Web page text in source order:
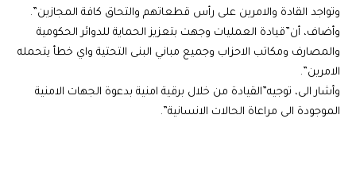
وتواجد القادة والامرين على رأس قطعاتهم والتحاق كافة المجازين”.
وأضاف، أن”قيادة العمليات وجهت بتعزيز الحماية للدوائر الحكومية
والمصارف ومكاتب الاحزاب وجميع مباني البنى التحتية واي خطأ يتحمله
الامرين”.
وأشار الى، توجيه”القيادة من خلال برقية امنية بدعوة الجهات الامنية
الموجودة الى مراعاة الحالات الانسانية”.